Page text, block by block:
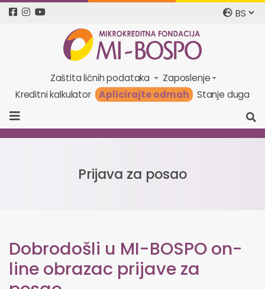
Zaštita ličnih podataka
Zaposlenje
Kreditni kalkulator
Aplicirajte odmah Stanje duga
Prijava za posao
Dobrodošli u MI-BOSPO on-
line obrazac prijave za